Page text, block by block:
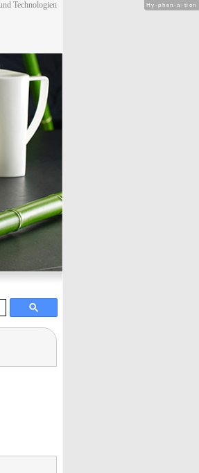
Technologien
Hy-phen-a-tion